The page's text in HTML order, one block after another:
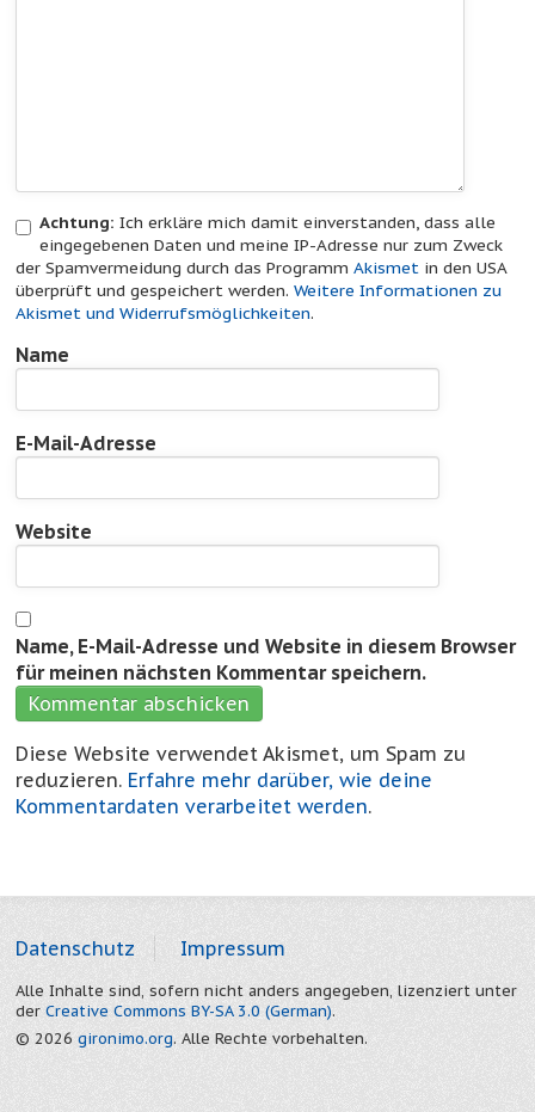
Achtung: Ich erkläre mich damit einverstanden, dass alle
eingegebenen Daten und meine IP-Adresse nur zum Zweck
der Spamvermeidung durch das ProgrammAkismet in den USA
überprüft und gespeichert werden.Weitere Informationen zu
Akismet und Widerrufsmöglichkeiten.
Name
E-Mail-Adresse
Website
Name, E-Mail-Adresse und Website in diesem Browser
für meinen nächsten Kommentar speichern.
Diese Website verwendet Akismet, um Spam zu
reduzieren. Erfahre mehr darüber, wie deine
Kommentardaten verarbeitet werden.
Datenschutz Impressum
Alle Inhalte sind, sofern nicht anders angegeben, lizenziert unter
derCreative Commons BY-SA 3.0 (German).
© 2026gironimo.org. Alle Rechte vorbehalten.